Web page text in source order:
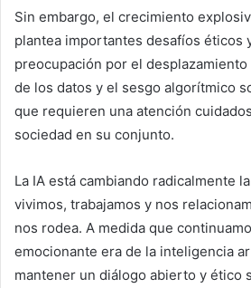
Sin embargo, el crecimiento
plantea importantes desafíos éticos
preocupación por el
de los datos y el sesgo algorítmico
que requieren una atención
sociedad en su conjunto.
La IA está cambiando radicalmente
vivimos, trabajamos y nos
nos rodea. A medida que
emocionante era de la inteligencia
mantener un diálogo abierto y ético